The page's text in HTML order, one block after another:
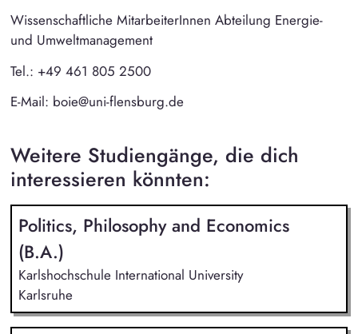
Wissenschaftliche MitarbeiterInnen Abteilung Energie-
und Umweltmanagement
Tel.: +49 461 805 2500
E-Mail: boie@uni-flensburg.de
Weitere Studiengänge, die dich
interessieren könnten:
Politics, Philosophy and Economics
(B.A.)
Karlshochschule International University
Karlsruhe